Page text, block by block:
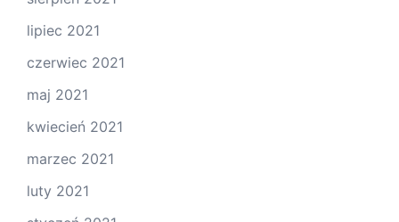
lipiec 2021
czerwiec 2021
maj 2021
kwiecień 2021
marzec 2021
luty 2021